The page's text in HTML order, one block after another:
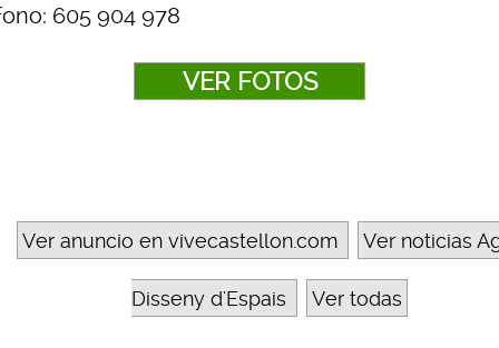
605 904 978
VER FOTOS
Ver anuncio en vivecastellon.com Ver noticias
Disseny d'Espais Ver todas